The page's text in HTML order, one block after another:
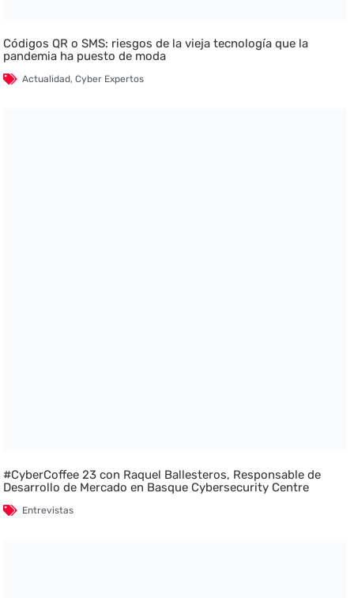
Códigos QR o SMS: riesgos de la vieja tecnología que la
pandemia ha puesto de moda
Actualidad,Cyber Expertos
#CyberCoffee 23 con Raquel Ballesteros, Responsable de
Desarrollo de Mercado en Basque Cybersecurity Centre
Entrevistas